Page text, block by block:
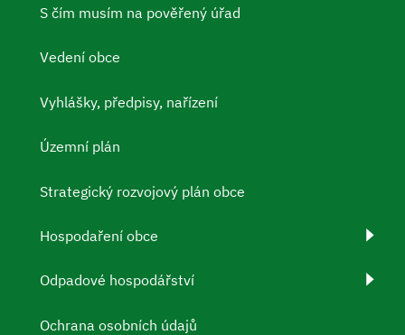
S čím musím na pověřený úřad
Vedení obce
Vyhlášky, předpisy, nařízení
Územní plán
Strategický rozvojový plán obce
Hospodaření obce
Odpadové hospodářství
Ochrana osobních údajů